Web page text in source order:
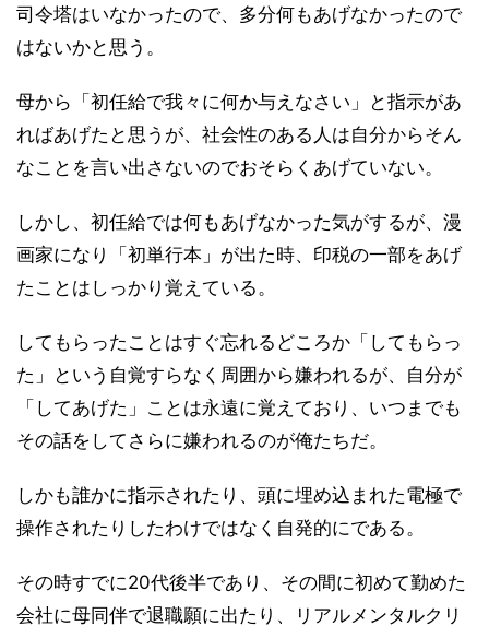
司令塔はいなかったので、多分何もあげなかったので
はないかと思う。
母から「初任給で我々に何か与えなさい」と指示があ
ればあげたと思うが、社会性のある人は自分からそん
なことを言い出さないのでおそらくあげていない。
しかし、初任給では何もあげなかった気がするが、漫
画家になり「初単行本」が出た時、印税の一部をあげ
たことはしっかり覚えている。
してもらったことはすぐ忘れるどころか「してもらっ
た」という自覚すらなく周囲から嫌われるが、自分が
「してあげた」ことは永遠に覚えており、いつまでも
その話をしてさらに嫌われるのが俺たちだ。
しかも誰かに指示されたり、頭に埋め込まれた電極で
操作されたりしたわけではなく自発的にである。
その時すでに20代後半であり、その間に初めて勤めた
会社に母同伴で退職願に出たり、リアルメンタルクリ